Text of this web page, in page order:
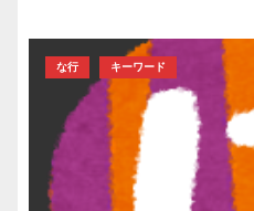
な行 キーワード